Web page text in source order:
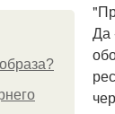
Да